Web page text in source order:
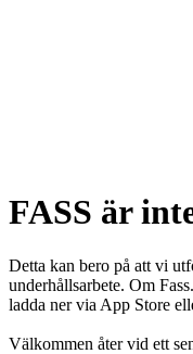
FASS är
Detta kan bero på att vi
underhållsarbete. Om
ladda ner via App Store
Välkommen åter vid ett